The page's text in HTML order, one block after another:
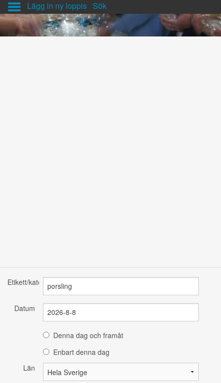
Lägg in ny loppis Sök
Etikett/kategori
Datum
Denna dag och framåt
Enbart denna dag
Län